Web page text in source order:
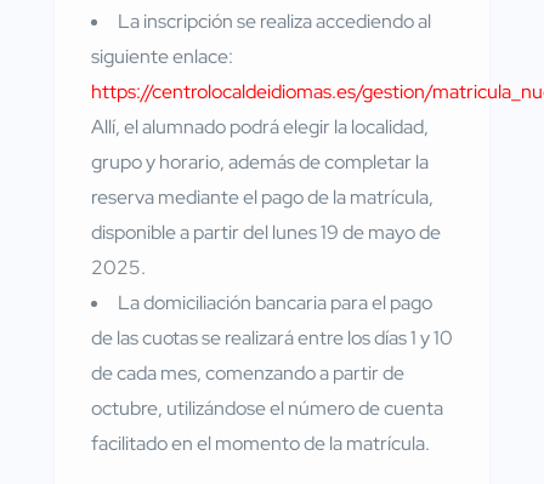
La inscripción se realiza accediendo al
siguiente enlace:
https://centrolocaldeidiomas.es/gestion/
Allí, el alumnado podrá elegir la localidad,
grupo y horario, además de completar la
reserva mediante el pago de la matrícula,
disponible a partir del lunes 19 de mayo de
2025.
La domiciliación bancaria para el pago
de las cuotas se realizará entre los días 1 y 10
de cada mes, comenzando a partir de
octubre, utilizándose el número de cuenta
facilitado en el momento de la matrícula.